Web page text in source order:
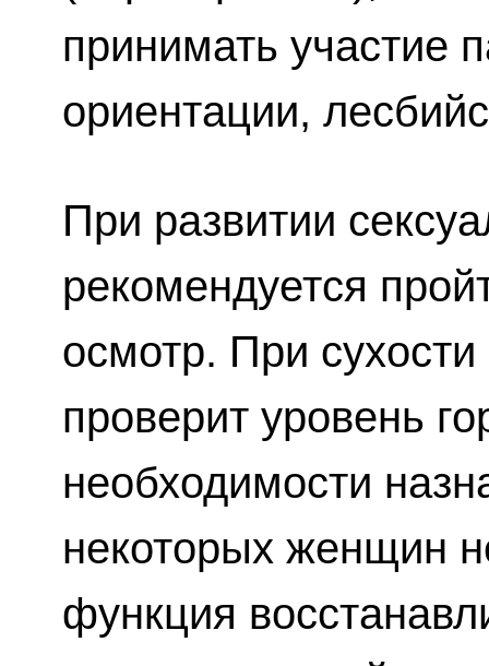
принимать участие
ориентации,
При развитии
рекомендуется
осмотр. При
проверит уровень
необходимости
некоторых женщин
функция